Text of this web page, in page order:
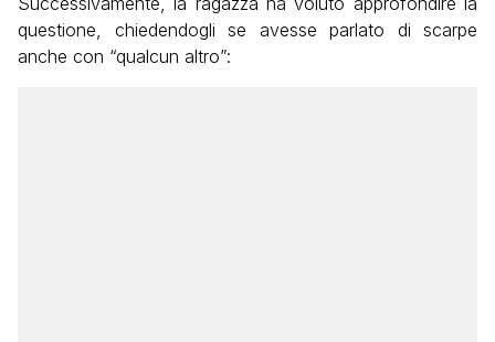
questione, chiedendogli se avesse parlato di scarpe
anche con “qualcun altro”: